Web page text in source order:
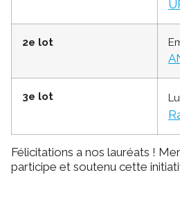
2e lot
3e lot
Félicitations a nos lauréats !
participe et soutenu cette